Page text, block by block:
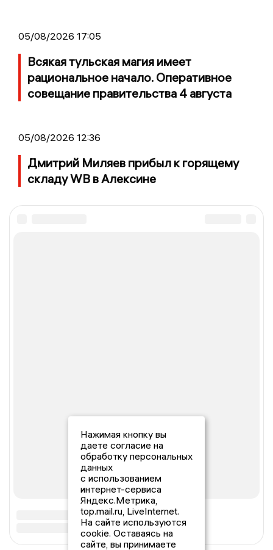
05/08/2026 17:05
Всякая тульская магия имеет
рациональное начало. Оперативное
совещание правительства 4 августа
05/08/2026 12:36
Дмитрий Миляев прибыл к горящему
складу WB в Алексине
Нажимая кнопку вы
даете согласие на
обработку персональных
данных
с использованием
интернет-сервиса
Яндекс.Метрика,
top.mail.ru, LiveInternet.
На сайте используются
cookie. Оставаясь на
сайте, вы принимаете